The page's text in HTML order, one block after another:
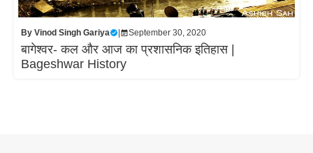
By Vinod Singh Gariya September 30, 2020
बागेश्वर- कल और आज का प्रशासनिक इतिहास |
Bageshwar History